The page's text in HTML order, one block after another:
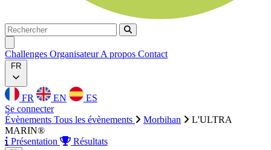
Rechercher
Rechercher
Challenges OrganisateurA propos Contact
FR
FR EN
ES
Se connecter
Évènements Tous les évènements Morbihan
L'ULTRA
MARIN®
Présentation
Résultats